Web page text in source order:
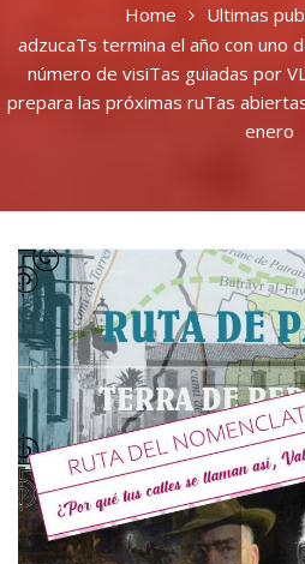
Home
Ultimas
adzucaTs termina el año con uno
número de visiTas guiadas por
prepara las próximas ruTas
enero